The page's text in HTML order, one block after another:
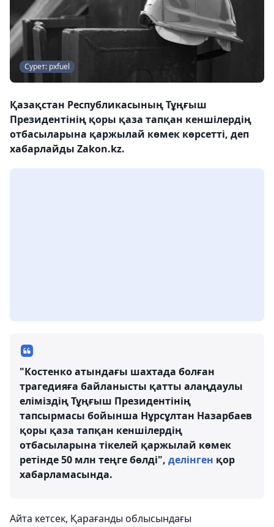
Сурет: pxfuel
Қазақстан Республикасының Тұңғыш
Президентінің қоры қаза тапқан кеншілердің
отбасыларына қаржылай көмек көрсетті, деп
хабарлайды Zakon.kz.
"Костенко атындағы шахтада болған
трагедияға байланысты қатты алаңдаулы
еліміздің Тұңғыш Президентінің
тапсырмасы бойынша Нұрсұлтан Назарбаев
қоры қаза тапқан кеншілердің
отбасыларына тікелей қаржылай көмек
ретінде 50 млн теңге бөлді", делінген қор
хабарламасында.
Айта кетсек, Қарағанды ​​облысындағы